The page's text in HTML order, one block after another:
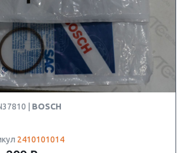
| BOSCH
2410101014